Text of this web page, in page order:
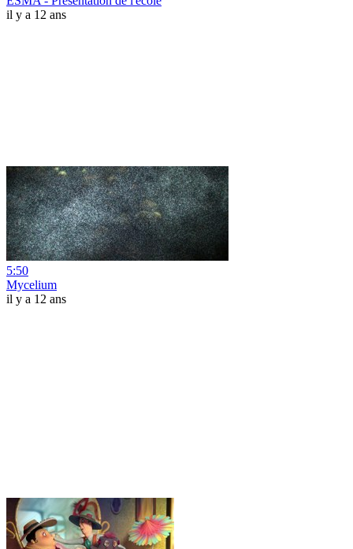
il y a 12 ans
5:50
Mycelium
il y a 12 ans